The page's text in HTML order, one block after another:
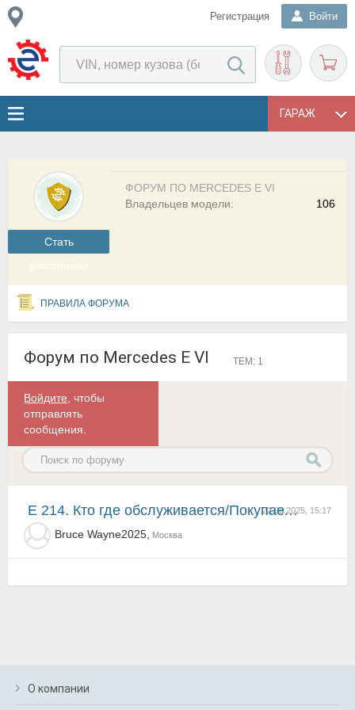
Регистрация Войти
ГАРАЖ
Cтать
участником
ФОРУМ ПО MERCEDES E VI
106
Владельцев модели:
ПРАВИЛА ФОРУМА
Форум по Mercedes E VI ТЕМ: 1
Войдите , чтобы
отправлять
сообщения.
22.08.2025, 15:17
E 214. Кто где обслуживается/Покупает запчасти.Делимся опытом!
Bruce Wayne2025, Москва
О компании